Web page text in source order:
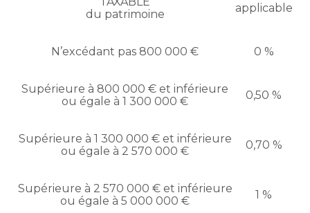
du patrimoine
applicable
N’excédant pas 800 000 € 0 %
Supérieure à 800 000 € et inférieure
ou égale à 1 300 000 €
0,50 %
Supérieure à 1 300 000 € et inférieure
ou égale à 2 570 000 €
0,70 %
Supérieure à 2 570 000 € et inférieure
ou égale à 5 000 000 €
1 %